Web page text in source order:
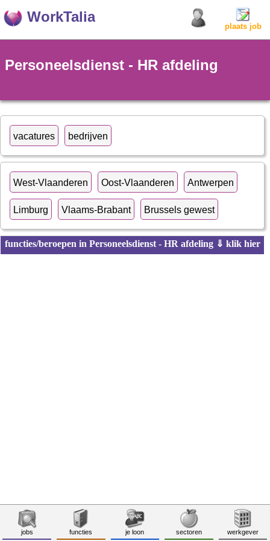
WorkTalia
plaats job
Personeelsdienst - HR afdeling
vacatures bedrijven
West-Vlaanderen Oost-Vlaanderen Antwerpen
Limburg Vlaams-Brabant Brussels gewest
functies/beroepen in Personeelsdienst - HR afdeling ⇓ klik hier
jobs functies je loon sectoren werkgever